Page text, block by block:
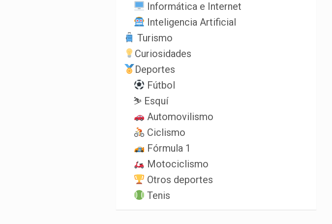
Informática e Internet
Inteligencia Artificial
Turismo
Curiosidades
Deportes
Fútbol
⛷️ Esquí
Automovilismo
Ciclismo
Fórmula 1
Motociclismo
Otros deportes
Tenis